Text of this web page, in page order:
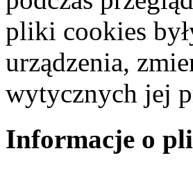
pliki cookies
urządzenia,
wytycznych jej
Informacje o